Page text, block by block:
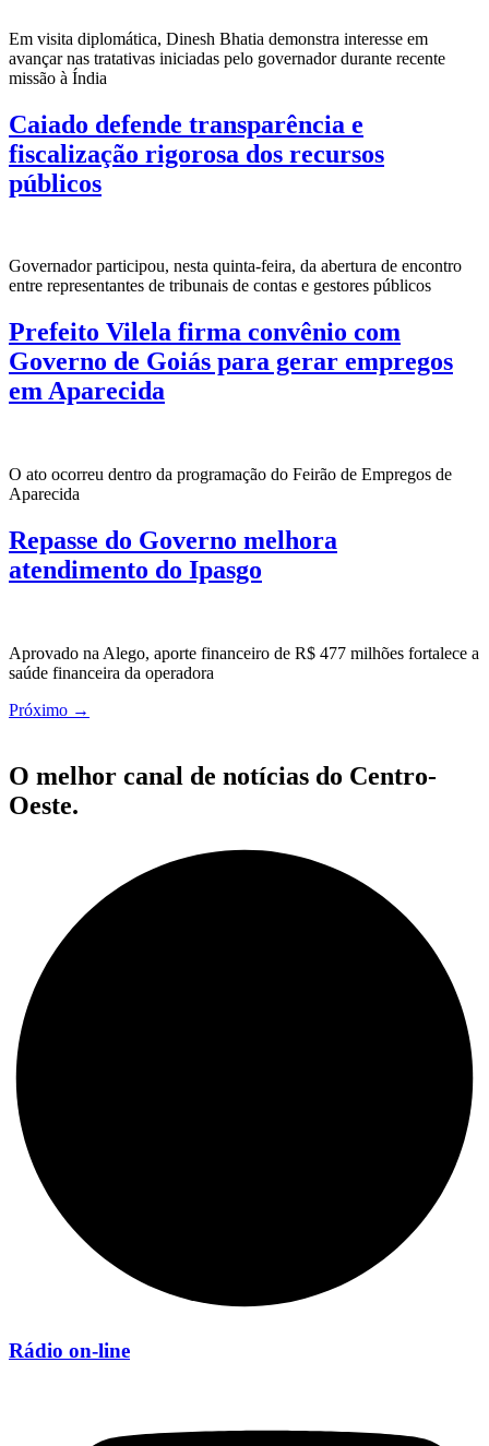
Em visita diplomática, Dinesh Bhatia demonstra interesse em
avançar nas tratativas iniciadas pelo governador durante recente
missão à Índia
Caiado defende transparência e
fiscalização rigorosa dos recursos
públicos
Governador participou, nesta quinta-feira, da abertura de encontro
entre representantes de tribunais de contas e gestores públicos
Prefeito Vilela firma convênio com
Governo de Goiás para gerar empregos
em Aparecida
O ato ocorreu dentro da programação do Feirão de Empregos de
Aparecida
Repasse do Governo melhora
atendimento do Ipasgo
Aprovado na Alego, aporte financeiro de R$ 477 milhões fortalece a
saúde financeira da operadora
Próximo →
O melhor canal de notícias do Centro-
Oeste.
Rádio on-line